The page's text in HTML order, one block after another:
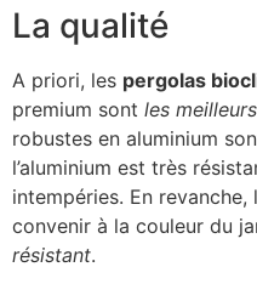
La qualité
A priori, les pergolas
premium sont les meilleurs
robustes en aluminium
l’aluminium est très
intempéries. En
convenir à la couleur du
résistant.